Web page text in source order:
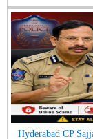
Hyderabad CP